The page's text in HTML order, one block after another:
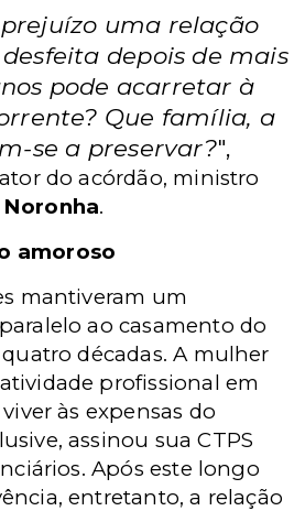
uma relação
depois de mais
pode acarretar à
Que família, a
se a preservar?",
do acórdão, ministro
.
amoroso
mantiveram um
ao casamento do
décadas. A mulher
profissional em
viver às expensas do
assinou sua CTPS
Após este longo
entretanto, a relação